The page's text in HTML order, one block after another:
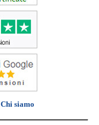
Chi siamo